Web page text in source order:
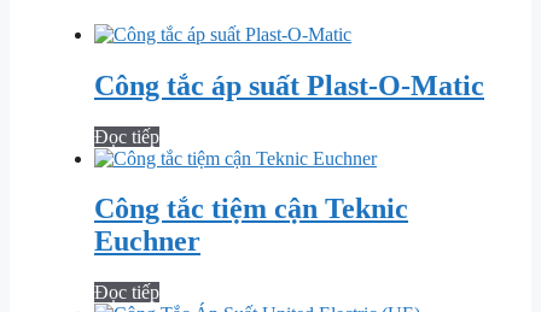
Công tắc áp suất Plast-O-Matic
Đọc tiếp
Công tắc tiệm cận Teknic
Euchner
Đọc tiếp